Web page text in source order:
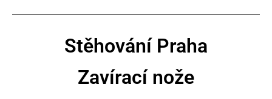
Stěhování Praha
Zavírací nože